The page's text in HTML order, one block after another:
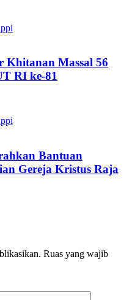
Khitanan Massal 56
RI ke-81
Bantuan
Gereja Kristus Raja
Ruas yang wajib